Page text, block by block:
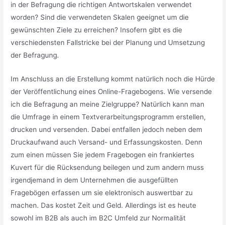
in der Befragung die richtigen Antwortskalen verwendet
worden? Sind die verwendeten Skalen geeignet um die
gewünschten Ziele zu erreichen? Insofern gibt es die
verschiedensten Fallstricke bei der Planung und Umsetzung
der Befragung.
Im Anschluss an die Erstellung kommt natürlich noch die Hürde
der Veröffentlichung eines Online-Fragebogens. Wie versende
ich die Befragung an meine Zielgruppe? Natürlich kann man
die Umfrage in einem Textverarbeitungsprogramm erstellen,
drucken und versenden. Dabei entfallen jedoch neben dem
Druckaufwand auch Versand- und Erfassungskosten. Denn
zum einen müssen Sie jedem Fragebogen ein frankiertes
Kuvert für die Rücksendung beilegen und zum andern muss
irgendjemand in dem Unternehmen die ausgefüllten
Fragebögen erfassen um sie elektronisch auswertbar zu
machen. Das kostet Zeit und Geld. Allerdings ist es heute
sowohl im B2B als auch im B2C Umfeld zur Normalität